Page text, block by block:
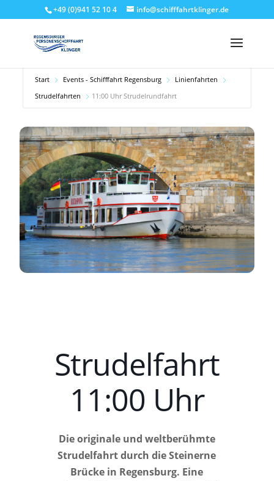
+49 (0)941 52 10 4 info@schifffahrtklinger.de
Start Events - Schifffahrt Regensburg
Linienfahrten
Strudelfahrten
11:00 Uhr Strudelrundfahrt
Strudelfahrt
11:00 Uhr
Die originale und weltberühmte
Strudelfahrt durch die Steinerne
Brücke in Regensburg. Eine